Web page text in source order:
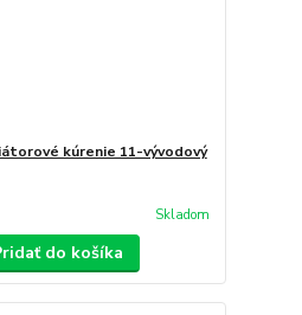
kúrenie 11-vývodový
Skladom
do košíka